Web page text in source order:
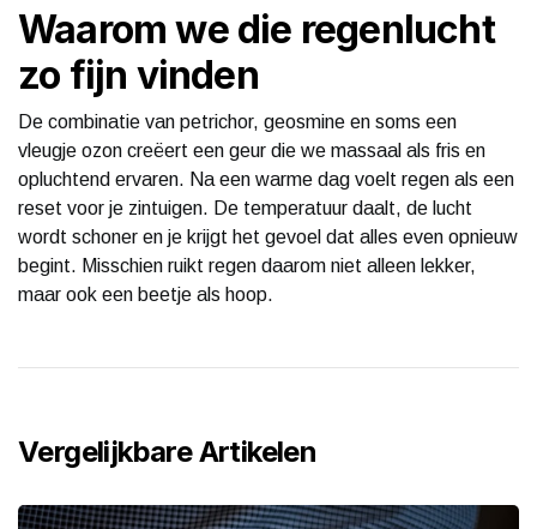
Waarom we die regenlucht
zo fijn vinden
De combinatie van petrichor, geosmine en soms een
vleugje ozon creëert een geur die we massaal als fris en
opluchtend ervaren. Na een warme dag voelt regen als een
reset voor je zintuigen. De temperatuur daalt, de lucht
wordt schoner en je krijgt het gevoel dat alles even opnieuw
begint. Misschien ruikt regen daarom niet alleen lekker,
maar ook een beetje als hoop.
Vergelijkbare Artikelen